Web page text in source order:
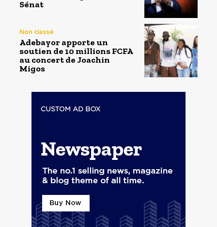
Sénat
Non classé
Adebayor apporte un
soutien de 10 millions FCFA
au concert de Joachin
Migos